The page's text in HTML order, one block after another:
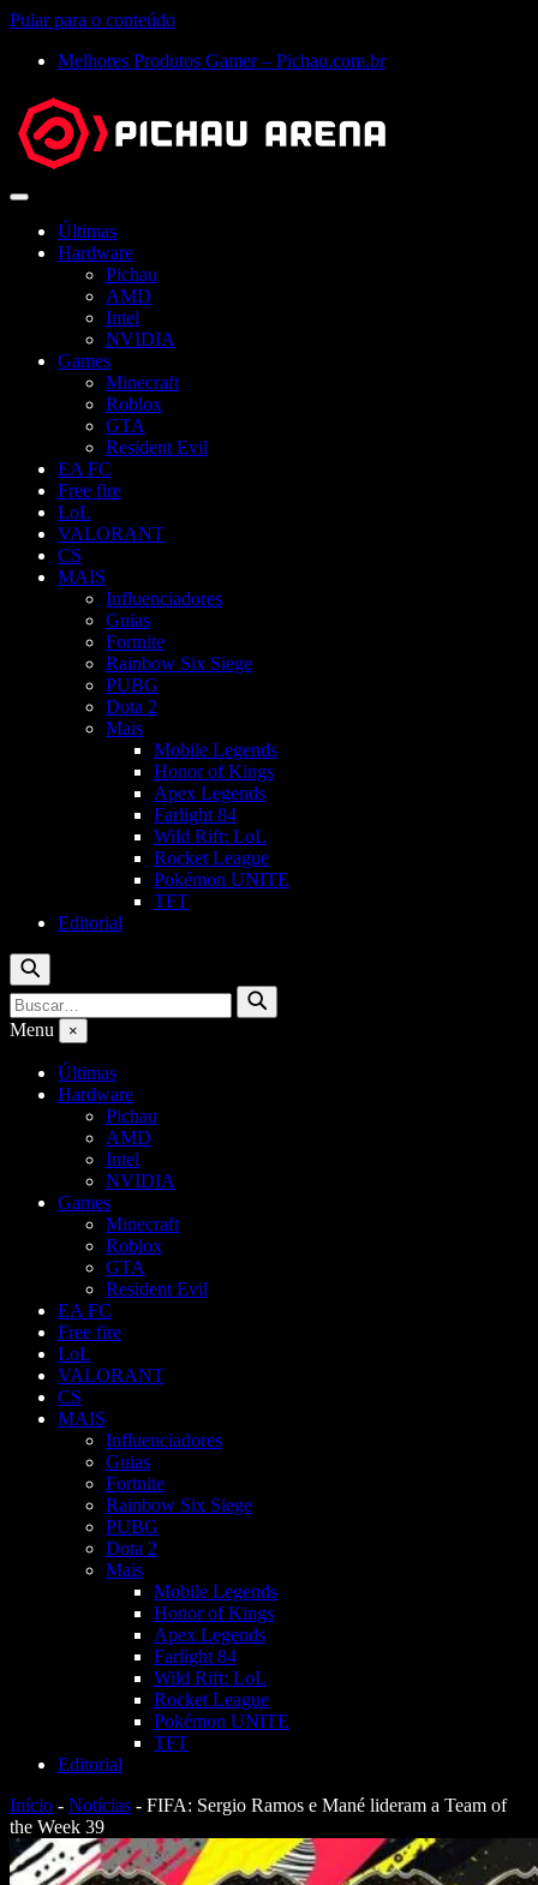
Pular para o conteúdo
Melhores Produtos Gamer – Pichau.com.br
Abrir
Últimas
Hardware
Pichau
AMD
Intel
NVIDIA
Games
Minecraft
Roblox
GTA
Resident Evil
EA FC
Free fire
LoL
VALORANT
CS
MAIS
Influenciadores
Guias
Fortnite
Rainbow Six Siege
PUBG
Dota 2
Mais
Mobile Legends
Honor of Kings
Apex Legends
Farlight 84
Wild Rift: LoL
Rocket League
Pokémon UNITE
TFT
Editorial
Buscar
Buscar
por:
Buscar
Menu ×
Últimas
Hardware
Pichau
AMD
Intel
NVIDIA
Games
Minecraft
Roblox
GTA
Resident Evil
EA FC
Free fire
LoL
VALORANT
CS
MAIS
Influenciadores
Guias
Fortnite
Rainbow Six Siege
PUBG
Dota 2
Mais
Mobile Legends
Honor of Kings
Apex Legends
Farlight 84
Wild Rift: LoL
Rocket League
Pokémon UNITE
TFT
Editorial
Início - Notícias - FIFA: Sergio Ramos e Mané lideram a Team of
the Week 39